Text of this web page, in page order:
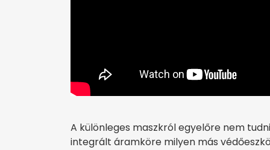
A különleges maszkról egyelőre nem
integrált áramköre milyen más